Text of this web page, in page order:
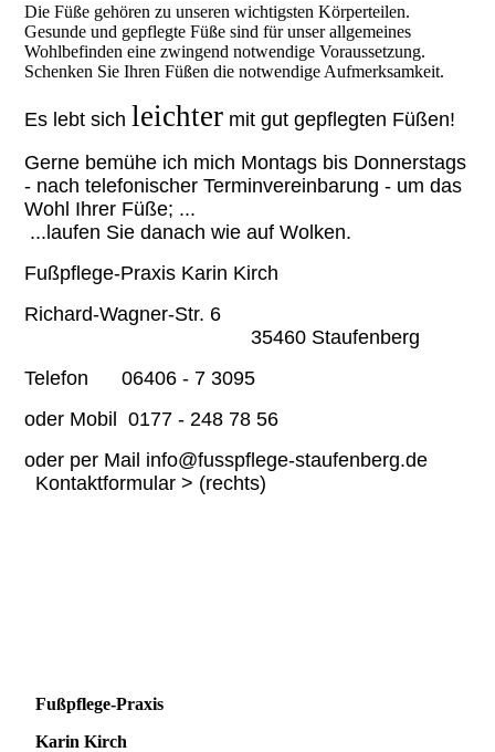
Die Füße gehören zu unseren wichtigsten Körperteilen.
Gesunde und gepflegte Füße sind für unser allgemeines
Wohlbefinden eine zwingend notwendige Voraussetzung.
Schenken Sie Ihren Füßen die notwendige Aufmerksamkeit.
Es lebt sich leichter mit gut gepflegten Füßen!
Gerne bemühe ich mich Montags bis Donnerstags
- nach telefonischer Terminvereinbarung - um das
Wohl Ihrer Füße; ...
...laufen Sie danach wie auf Wolken.
Fußpflege-Praxis Karin Kirch
Richard-Wagner-Str. 6
35460 Staufenberg
Telefon 06406 - 7 3095
oder Mobil 0177 - 248 78 56
oder per Mail info@fusspflege-staufenberg.de
Kontaktformular > (rechts)
Fußpflege-Praxis
Karin Kirch